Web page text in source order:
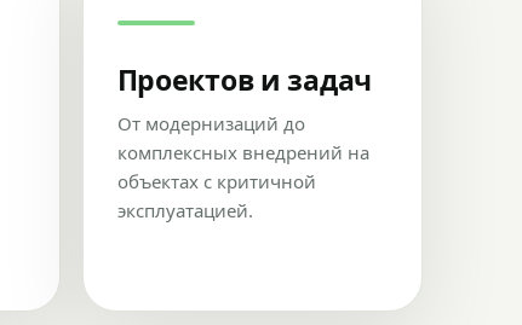
Проектов и задач
От модернизаций до
комплексных внедрений на
объектах с критичной
эксплуатацией.